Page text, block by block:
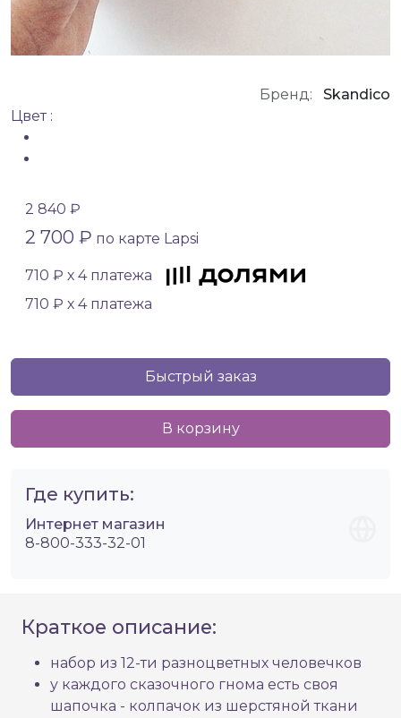
Бренд:
Skandico
Цвет :
2 840 ₽
2 700 ₽ по карте Lapsi
710 ₽ х 4 платежа
710 ₽ х 4 платежа
Быстрый заказ
В корзину
Где купить:
Интернет магазин
8-800-333-32-01
Краткое описание:
набор из 12-ти разноцветных человечков
у каждого сказочного гнома есть своя
шапочка - колпачок из шерстяной ткани